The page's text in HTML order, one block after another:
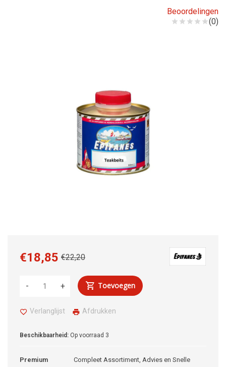
Beoordelingen
(0)
€22,20
€18,85
+
- Toevoegen
Verlanglijst Afdrukken
Beschikbaarheid: Op voorraad 3
Premium
Compleet Assortiment, Advies en Snelle